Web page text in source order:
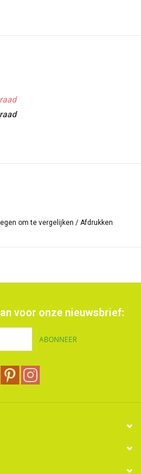
om te vergelijken / Afdrukken
voor onze nieuwsbrief:
ABONNEER